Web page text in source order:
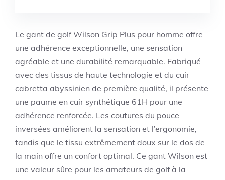
Le gant de golf Wilson Grip Plus pour homme offre
une adhérence exceptionnelle, une sensation
agréable et une durabilité remarquable. Fabriqué
avec des tissus de haute technologie et du cuir
cabretta abyssinien de première qualité, il présente
une paume en cuir synthétique 61H pour une
adhérence renforcée. Les coutures du pouce
inversées améliorent la sensation et l’ergonomie,
tandis que le tissu extrêmement doux sur le dos de
la main offre un confort optimal. Ce gant Wilson est
une valeur sûre pour les amateurs de golf à la